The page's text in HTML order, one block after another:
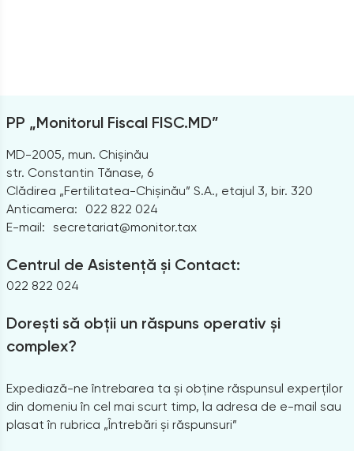
PP „Monitorul Fiscal FISC.MD”
MD-2005, mun. Chișinău
str. Constantin Tănase, 6
Clădirea „Fertilitatea-Chișinău” S.A., etajul 3, bir. 320
Anticamera:
022 822 024
E-mail: secretariat@monitor.tax
Centrul de Asistență și Contact:
022 822 024
Dorești să obții un răspuns operativ și
complex?
Expediază-ne întrebarea ta și obține răspunsul experților
din domeniu în cel mai scurt timp, la adresa de e-mail sau
plasat în rubrica „Întrebări și răspunsuri”